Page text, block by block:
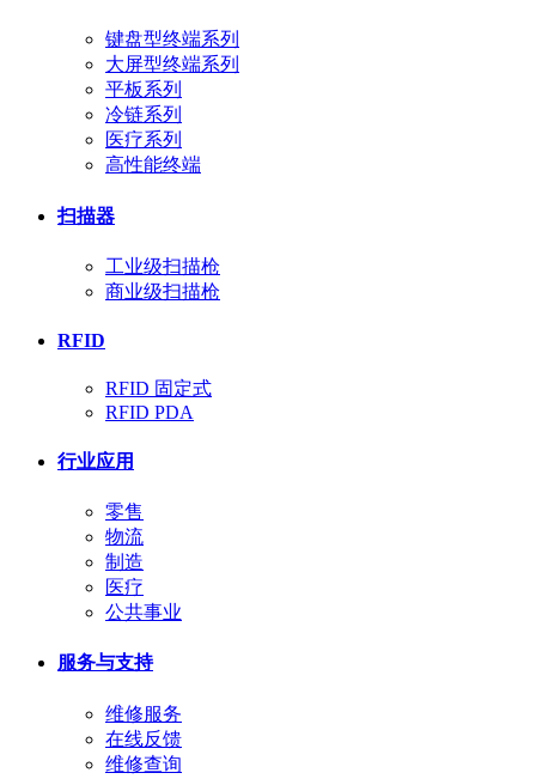
键盘型终端系列
大屏型终端系列
平板系列
冷链系列
医疗系列
高性能终端
扫描器
工业级扫描枪
商业级扫描枪
RFID
RFID 固定式
RFID PDA
行业应用
零售
物流
制造
医疗
公共事业
服务与支持
维修服务
在线反馈
维修查询